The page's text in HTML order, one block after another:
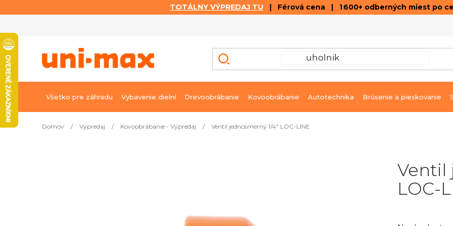
TOTÁLNY VÝPREDAJ TU | Férová cena | 1 600+ odberných miest po
obsah
Všetko pre záhradu Vybavenie dielní Drevoobrábanie Kovoobrábanie Autotechnika Brúsenie a pieskovanie
Domov / Výpredaj / Kovoobrábanie - Výpredaj / Ventil jednosmerný 1/4" LOC-LINE
Ventil
LOC-